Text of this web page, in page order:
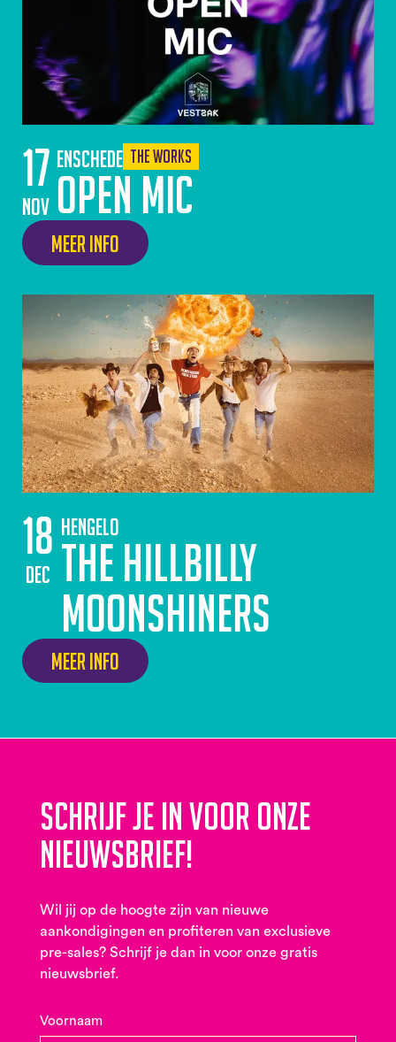
17
nov
Enschede The Works
Open Mic
Meer info
18
dec
Hengelo
The Hillbilly
Moonshiners
Meer info
Schrijf je in voor onze
nieuwsbrief!
Wil jij op de hoogte zijn van nieuwe
aankondigingen en profiteren van exclusieve
pre-sales? Schrijf je dan in voor onze gratis
nieuwsbrief.
Voornaam